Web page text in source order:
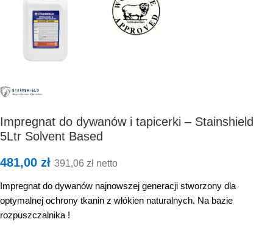
Impregnat do dywanów i tapicerki – Stainshield
5Ltr Solvent Based
481,00 zł 391,06 zł netto
Impregnat do dywanów najnowszej generacji stworzony dla
optymalnej ochrony tkanin z włókien naturalnych. Na bazie
rozpuszczalnika !